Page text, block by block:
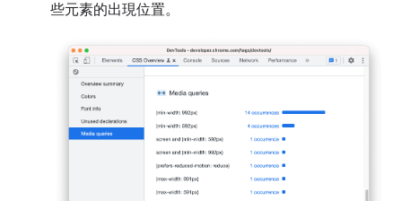
些元素的出現位置。